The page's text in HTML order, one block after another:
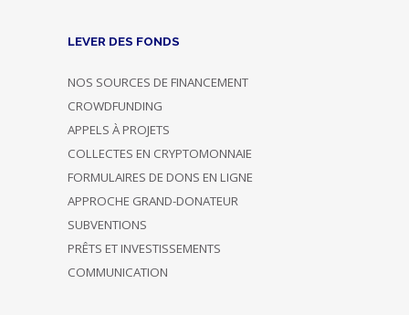
LEVER DES FONDS
NOS SOURCES DE FINANCEMENT
CROWDFUNDING
APPELS À PROJETS
COLLECTES EN CRYPTOMONNAIE
FORMULAIRES DE DONS EN LIGNE
APPROCHE GRAND-DONATEUR
SUBVENTIONS
PRÊTS ET INVESTISSEMENTS
COMMUNICATION